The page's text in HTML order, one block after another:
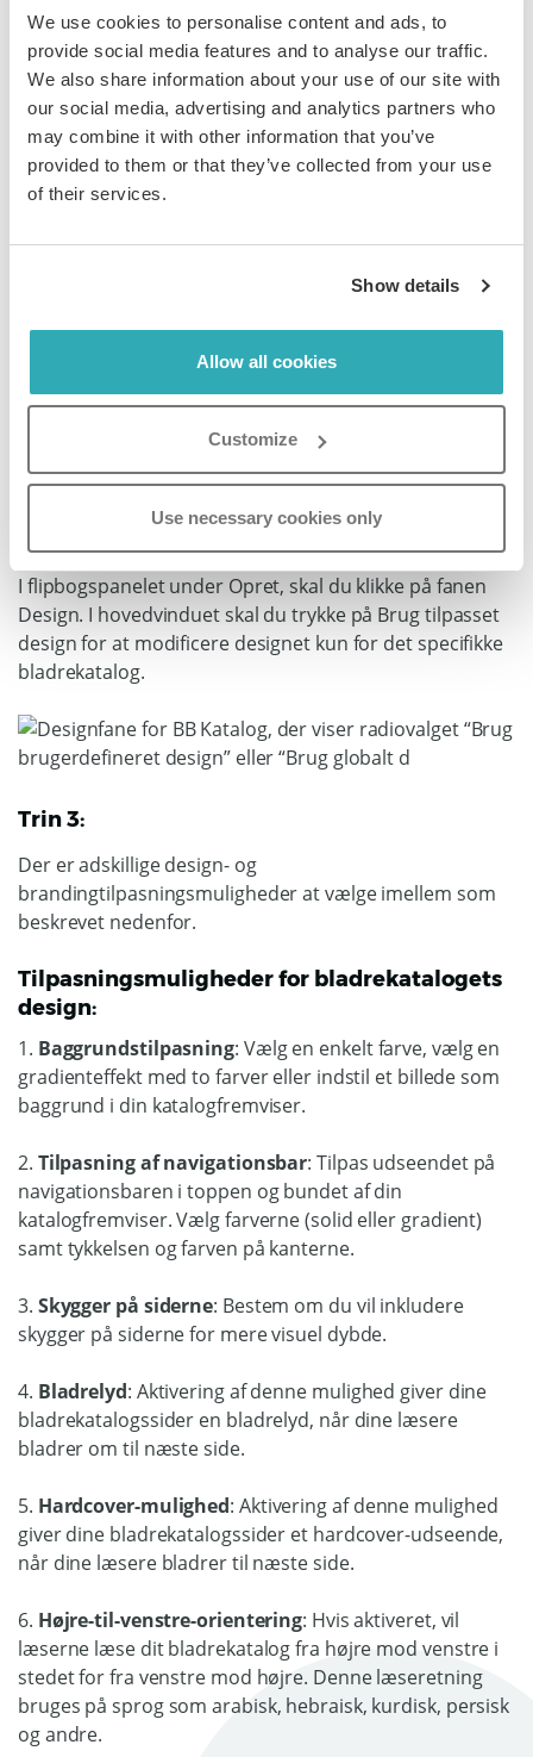
We use cookies to personalise content and ads, to
provide social media features and to analyse our traffic.
We also share information about your use of our site with
our social media, advertising and analytics partners who
may combine it with other information that you’ve
provided to them or that they’ve collected from your use
of their services.
Show details
Allow all cookies
Customize
Use necessary cookies only
Sådan tilpasser du designet på
et individuelt bladrekatalog
Find det bladrekatalog på din Paperturn-konto, som du
vil tilpasse designet på og klik på Indstillinger-ikonet.
I flipbogspanelet under Opret, skal du klikke på fanen
Design. I hovedvinduet skal du trykke på Brug tilpasset
design for at modificere designet kun for det specifikke
bladrekatalog.
Trin 3:
Der er adskillige design- og
brandingtilpasningsmuligheder at vælge imellem som
beskrevet nedenfor.
Tilpasningsmuligheder for bladrekatalogets
design:
1. Baggrundstilpasning: Vælg en enkelt farve, vælg en
gradienteffekt med to farver eller indstil et billede som
baggrund i din katalogfremviser.
2. Tilpasning af navigationsbar: Tilpas udseendet på
navigationsbaren i toppen og bundet af din
katalogfremviser. Vælg farverne (solid eller gradient)
samt tykkelsen og farven på kanterne.
3. Skygger på siderne: Bestem om du vil inkludere
skygger på siderne for mere visuel dybde.
4. Bladrelyd: Aktivering af denne mulighed giver dine
bladrekatalogssider en bladrelyd, når dine læsere
bladrer om til næste side.
5. Hardcover-mulighed: Aktivering af denne mulighed
giver dine bladrekatalogssider et hardcover-udseende,
når dine læsere bladrer til næste side.
6. Højre-til-venstre-orientering: Hvis aktiveret, vil
læserne læse dit bladrekatalog fra højre mod venstre i
stedet for fra venstre mod højre. Denne læseretning
bruges på sprog som arabisk, hebraisk, kurdisk, persisk
og andre.